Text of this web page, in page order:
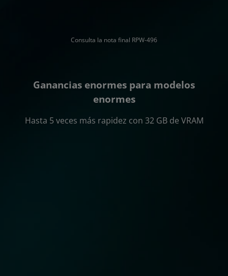
Consulta la nota final RPW-496
Ganancias enormes para modelos
enormes
Hasta 5 veces más rapidez con 32 GB de VRAM